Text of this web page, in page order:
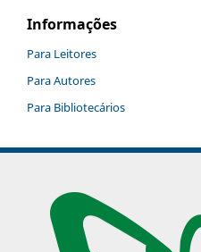
Informações
Para Leitores
Para Autores
Para Bibliotecários